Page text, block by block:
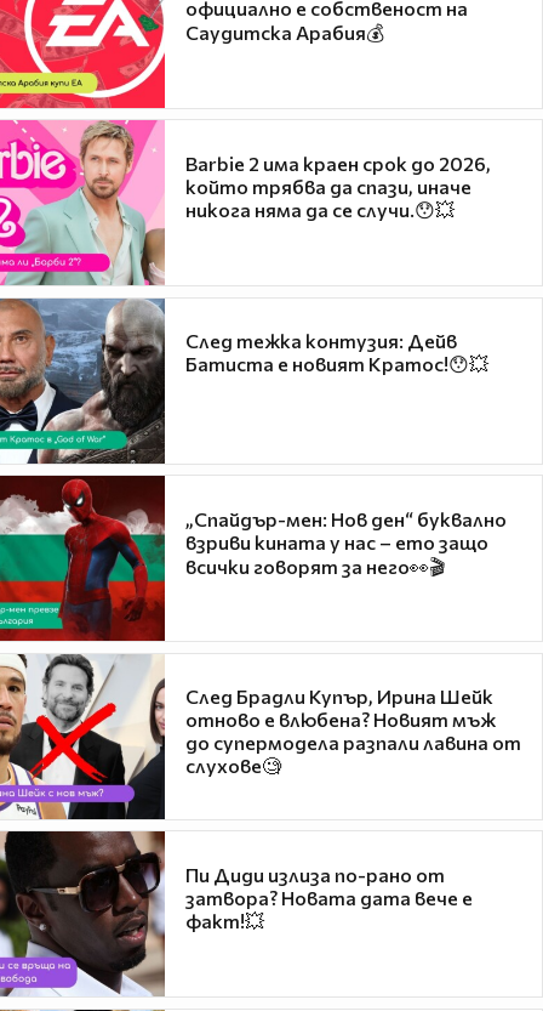
официално е собственост на
Саудитска Арабия💰
Barbie 2 има краен срок до 2026,
който трябва да спази, иначе
никога няма да се случи.😯💥
След тежка контузия: Дейв
Батиста е новият Кратос!😯💥
„Спайдър-мен: Нов ден“ буквално
взриви кината у нас – ето защо
всички говорят за него👀🎬
След Брадли Купър, Ирина Шейк
отново е влюбена? Новият мъж
до супермодела разпали лавина от
слухове🧐
Пи Диди излиза по-рано от
затвора? Новата дата вече е
факт!💥